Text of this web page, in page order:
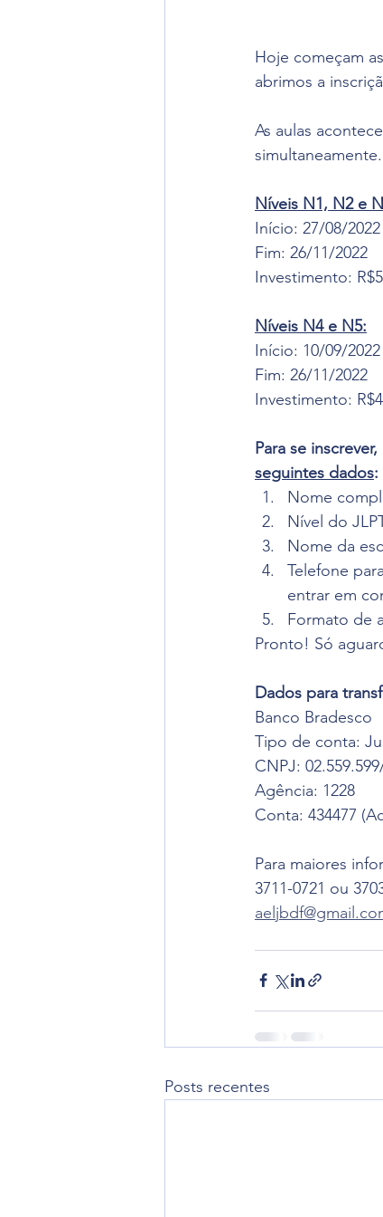
Hoje começam
abrimos a
As aulas
simultaneamente.
Níveis N1, N2 e
Início: 27/08/2022
Fim: 26/11/2022
Investimento:
Níveis N4 e N5:
Início: 10/09/2022
Fim: 26/11/2022
Investimento:
Para se
seguintes dados:
Nome
Nível do
Nome da
Telefone
entrar em
Formato de
Pronto! Só
Dados para
Banco Bradesco
Tipo de conta:
CNPJ:
Agência: 1228
Conta: 434477
Para maiores
3711-0721 ou
Posts recentes